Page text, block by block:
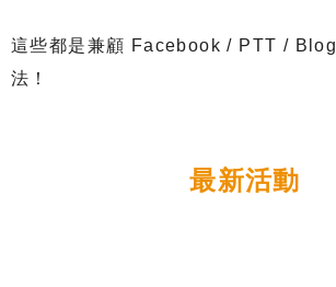
這些都是兼顧 Facebook / PTT / Blog
法！
最新活動